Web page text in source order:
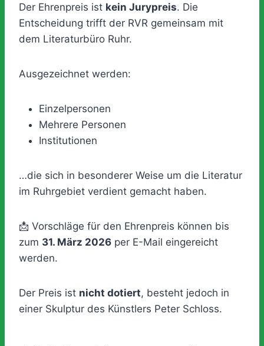
Der Ehrenpreis ist kein Jurypreis. Die
Entscheidung trifft der RVR gemeinsam mit
dem Literaturbüro Ruhr.
Ausgezeichnet werden:
Einzelpersonen
Mehrere Personen
Institutionen
…die sich in besonderer Weise um die Literatur
im Ruhrgebiet verdient gemacht haben.
📩 Vorschläge für den Ehrenpreis können bis
zum 31. März 2026 per E-Mail eingereicht
werden.
Der Preis ist nicht dotiert, besteht jedoch in
einer Skulptur des Künstlers Peter Schloss.